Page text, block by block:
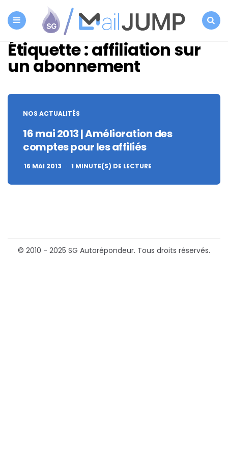
SG
Autorépondeur
Étiquette :affiliation sur
un abonnement
NOS ACTUALITÉS
16 mai 2013 | Amélioration des
comptes pour les affiliés
16 MAI 2013 1 MINUTE(S) DE LECTURE
© 2010 - 2025 SG Autorépondeur. Tous droits réservés.